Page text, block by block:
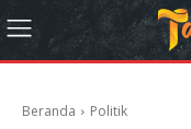
Beranda Politik